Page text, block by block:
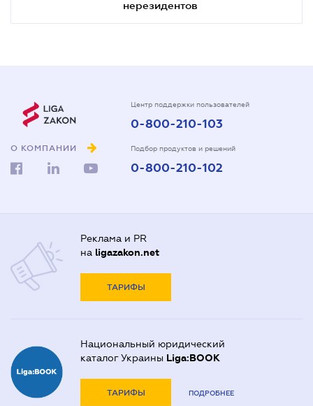
нерезидентов
О КОМПАНИИ
Центр поддержки пользователей
0-800-210-103
Подбор продуктов и решений
0-800-210-102
Реклама и PR
на ligazakon.net
ТАРИФЫ
Национальный юридический
каталог Украины Liga:BOOK
ТАРИФЫ ПОДРОБНЕЕ